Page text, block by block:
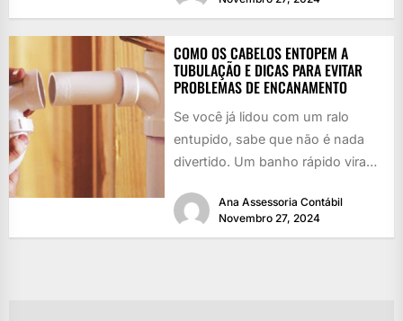
COMO OS CABELOS ENTOPEM A
TUBULAÇÃO E DICAS PARA EVITAR
PROBLEMAS DE ENCANAMENTO
Se você já lidou com um ralo
entupido, sabe que não é nada
divertido. Um banho rápido vira
Ana Assessoria Contábil
Novembro 27, 2024